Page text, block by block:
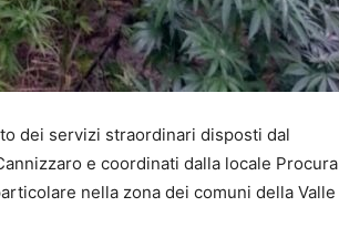
dei servizi straordinari disposti dal
e coordinati dalla locale Procura
nella zona dei comuni della Valle